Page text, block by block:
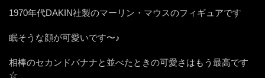
1970年代DAKIN社製のマーリン・マウスのフィギュアです
眠そうな顔が可愛いです〜♪
相棒のセカンドバナナと並べたときの可愛さはもう最高です
☆